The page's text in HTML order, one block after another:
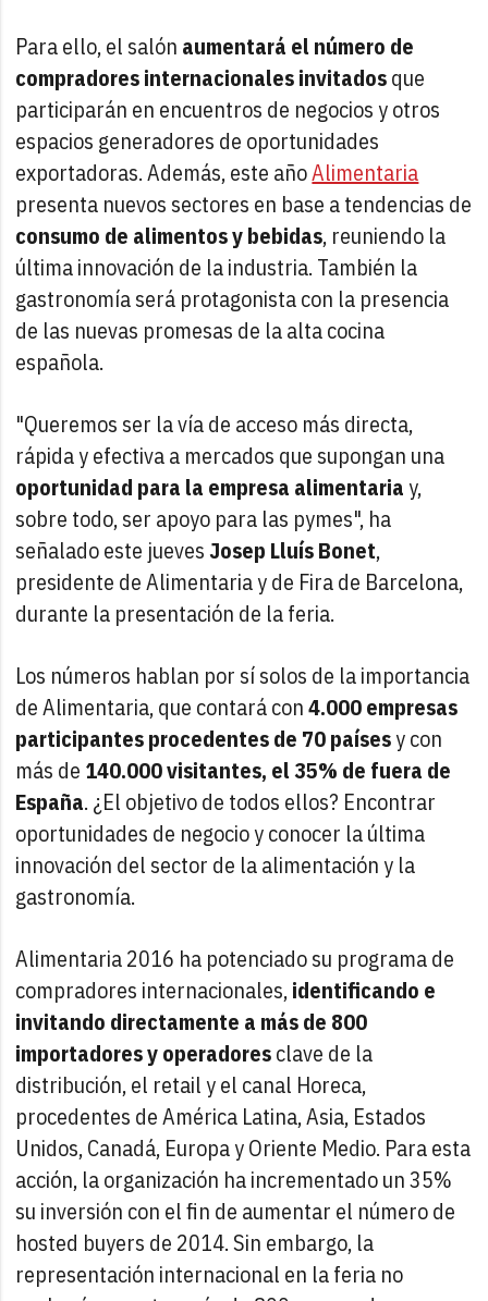
Para ello, el salón aumentará el número de
compradores internacionales invitadosque
participarán en encuentros de negocios y otros
espacios generadores de oportunidades
exportadoras. Además, este añoAlimentaria
presenta nuevos sectores en base a tendencias de
consumo de alimentos y bebidas, reuniendo la
última innovación de la industria. También la
gastronomía será protagonista con la presencia
de las nuevas promesas de la alta cocina
española.
"Queremos ser la vía de acceso más directa,
rápida y efectiva a mercados que supongan una
oportunidad para la empresa alimentariay,
sobre todo, ser apoyo para las pymes", ha
señalado este juevesJosep Lluís Bonet,
presidente de Alimentaria y de Fira de Barcelona,
durante la presentación de la feria.
Los números hablan por sí solos de la importancia
de Alimentaria, que contará con4.000 empresas
participantes procedentes de 70 paísesy con
más de 140.000 visitantes, el 35% de fuera de
España. ¿El objetivo de todos ellos? Encontrar
oportunidades de negocio y conocer la última
innovación del sector de la alimentación y la
gastronomía.
Alimentaria 2016 ha potenciado su programa de
compradores internacionales,identificando e
invitando directamente a más de 800
importadores y operadoresclave de la
distribución, el retail y el canal Horeca,
procedentes de América Latina, Asia, Estados
Unidos, Canadá, Europa y Oriente Medio. Para esta
acción, la organización ha incrementado un 35%
su inversión con el fin de aumentar el número de
hosted buyers de 2014. Sin embargo, la
representación internacional en la feria no